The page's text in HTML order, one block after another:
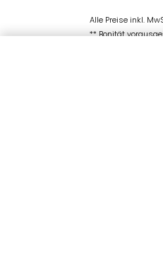
Alle Preise inkl.
** Bonität